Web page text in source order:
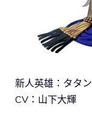
新人英雄：タタン
CV：山下大輝